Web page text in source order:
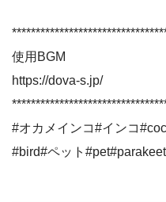
使用BGM
https://dova-s.jp/
#オカメインコ#インコ
#bird#ペット